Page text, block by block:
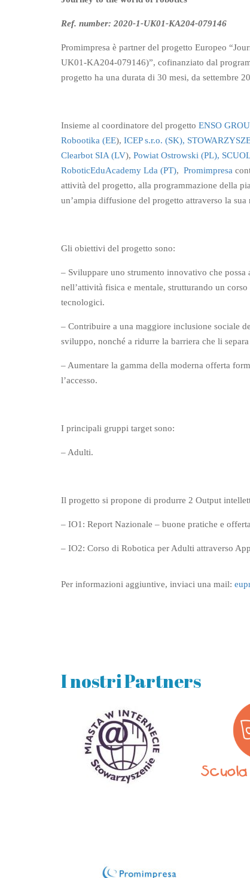
Ref. number: 2020-1-UK01-KA204-079146
Promimpresa è partner del progetto Europeo
UK01-KA204-079146)”, cofinanziato dal
progetto ha una durata di 30 mesi, da settembre
Insieme al coordinatore del progetto ENSO
Robootika (EE), ICEP s.r.o. (SK),
Clearbot SIA (LV), Powiat Ostrowski (PL),
RoboticEduAcademy Lda (PT), Promimpresa
attività del progetto, alla programmazione della
un’ampia diffusione del progetto attraverso la
Gli obiettivi del progetto sono:
– Sviluppare uno strumento innovativo che possa
nell’attività fisica e mentale, strutturando un
tecnologici.
– Contribuire a una maggiore inclusione sociale
sviluppo, nonché a ridurre la barriera che li
– Aumentare la gamma della moderna offerta
l’accesso.
I principali gruppi target sono:
– Adulti.
Il progetto si propone di produrre 2 Output
– IO1: Report Nazionale – buone pratiche e
– IO2: Corso di Robotica per Adulti attraverso
Per informazioni aggiuntive, inviaci una mail:
I nostri Partners